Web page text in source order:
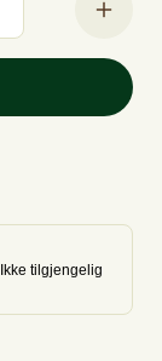
Ikke tilgjengelig